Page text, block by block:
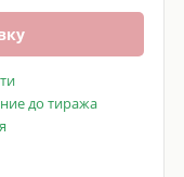
до тиража